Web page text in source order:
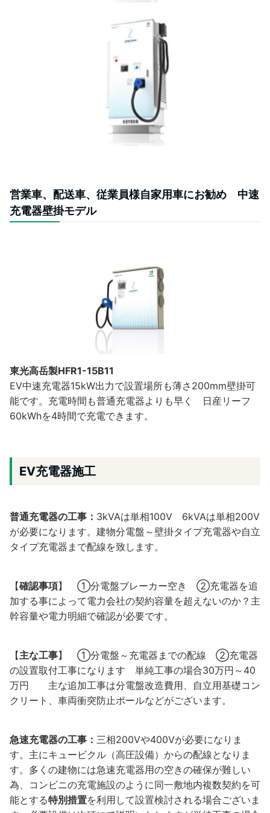
営業車、配送車、従業員様自家用車にお勧め 中速
充電器壁掛モデル
東光高岳製HFR1-15B11
EV中速充電器15kW出力で設置場所も薄さ200mm壁掛可
能です。充電時間も普通充電器よりも早く 日産リーフ
60kWhを4時間で充電できます。
EV充電器施工
普通充電器の工事： 3kVAは単相100V 6kVAは単相200V
が必要になります。建物分電盤～壁掛タイプ充電器や自立
タイプ充電器まで配線を致します。
【確認事項】 ①分電盤ブレーカー空き ②充電器を追
加する事によって電力会社の契約容量を超えないのか？主
幹容量や電力明細で確認が必要です。
【主な工事】 ①分電盤～充電器までの配線 ②充電器
の設置取付工事になります 単純工事の場合30万円～40
万円 主な追加工事は分電盤改造費用、自立用基礎コン
クリート、車両衝突防止ポールなどがございます。
急速充電器の工事： 三相200Vや400Vが必要になりま
す。主にキュービクル（高圧設備）からの配線となりま
す。多くの建物には急速充電器用の空きの確保が難しい
為、コンビニの充電施設のように同一敷地内複数契約を可
能とする特別措置を利用して設置検討される場合ございま